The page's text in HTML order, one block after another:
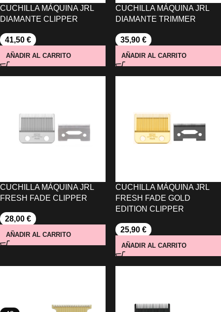
CUCHILLA MÁQUINA JRL
DIAMANTE CLIPPER
41,50 €
AÑADIR AL CARRITO
CUCHILLA MÁQUINA JRL
DIAMANTE TRIMMER
35,90 €
AÑADIR AL CARRITO
CUCHILLA MÁQUINA JRL
FRESH FADE CLIPPER
28,00 €
AÑADIR AL CARRITO
CUCHILLA MÁQUINA JRL
FRESH FADE GOLD
EDITION CLIPPER
25,90 €
AÑADIR AL CARRITO